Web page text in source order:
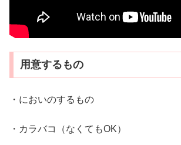
用意するもの
・においのするもの
・カラバコ（なくてもOK）